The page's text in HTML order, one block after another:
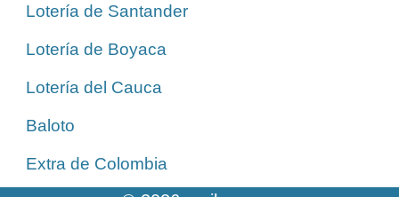
Lotería de Santander
Lotería de Boyaca
Lotería del Cauca
Baloto
Extra de Colombia